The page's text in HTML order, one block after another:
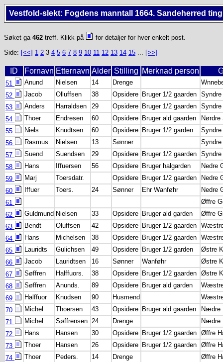
Vestfold-slekt: Fogdens manntall 1664. Sandeherred
Søket ga 462 treff. Klikk på
for detaljer for hver enkelt post.
Side: [<<] 1 2 3 4 5 6 7 8 9 10 11 12 13 14 15 ... [>>]
ID Fornavn Etternavn Alder Stilling Merknad person
51 Anund Nielsen 14 Drenge
52
Jacob Olluffsen 38 Opsidere Bruger 1/2 gaarden
53
Anders Harraldsen 29 Opsidere Bruger 1/2 gaarden
54
Thoer Endresen 60 Opsidere Bruger ald gaarden
Nørdre
55
Niels Knudtsen 60 Opsidere Bruger 1/2 garden
56
Rasmus Nielsen 13 Sønner
57
Suend Suendsen 29 Opsidere Bruger 1/2 gaarden
58
Hans Iffuersen 56 Opsidere Bruger halgarden
Nedre
59
Marj Toersdatr. Opsidere Bruger 1/2 gaarden
Nedre
60
Iffuer Toers. 24 Sønner Ehr Wanføhr
Nedre
61
Øffre
62
Guldmund Nielsen 33 Opsidere Bruger ald garden
Øffre
63
Bendt Oluffsen 42 Opsidere Bruger 1/2 gaarden
64
Hans Michelsen 38 Opsidere Bruger 1/2 gaarden
65
Lauridts Gulichsen 49 Opsidere Bruger 1/2 garden
Østre
66
Jacob Lauridtsen 16 Sønner Wanføhr
Østre
67
Søffren Halffuors. 38 Opsidere Bruger 1/2 gaarden Østre
68
Søffren Anunds. 89 Opsidere Bruger ald garden
69
Halffuor Knudsen 90 Husmend
70
Michel Thoersen 43 Opsidere Bruger ald gaarden
Nædre
71
Michel Søffrensen 24 Drenge
Nædre
72
Hans Hansen 30 Opsidere Bruger 1/2 gaarden Øffre
73
Thoer Hansen 26 Opsidere Bruger 1/2 gaarden Øffre
74
Thoer Peders. 14 Drenge
Øffre